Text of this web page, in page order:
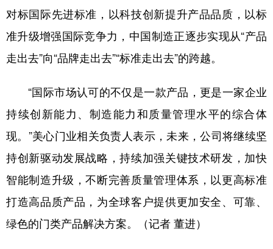
对标国际先进标准，以科技创新提升产品品质，以标
准升级增强国际竞争力，中国制造正逐步实现从“产品
走出去”向“品牌走出去”“标准走出去”的跨越。
“国际市场认可的不仅是一款产品，更是一家企业
持续创新能力、制造能力和质量管理水平的综合体
现。”美心门业相关负责人表示，未来，公司将继续坚
持创新驱动发展战略，持续加强关键技术研发，加快
智能制造升级，不断完善质量管理体系，以更高标准
打造高品质产品，为全球客户提供更加安全、可靠、
绿色的门类产品解决方案。（记者 董进）